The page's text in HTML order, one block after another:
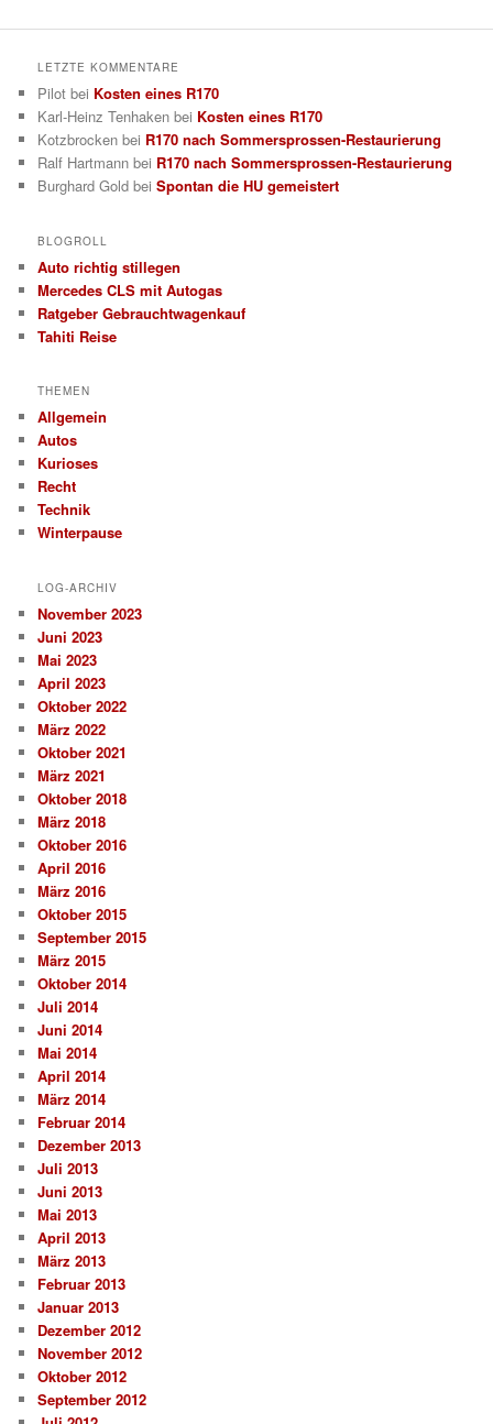
LETZTE KOMMENTARE
Pilot bei Kosten eines R170
Karl-Heinz Tenhaken bei Kosten eines R170
Kotzbrocken bei R170 nach Sommersprossen-Restaurierung
Ralf Hartmann bei R170 nach Sommersprossen-Restaurierung
Burghard Gold beiSpontan die HU gemeistert
BLOGROLL
Auto richtig stillegen
Mercedes CLS mit Autogas
Ratgeber Gebrauchtwagenkauf
Tahiti Reise
THEMEN
Allgemein
Autos
Kurioses
Recht
Technik
Winterpause
LOG-ARCHIV
November 2023
Juni 2023
Mai 2023
April 2023
Oktober 2022
März 2022
Oktober 2021
März 2021
Oktober 2018
März 2018
Oktober 2016
April 2016
März 2016
Oktober 2015
September 2015
März 2015
Oktober 2014
Juli 2014
Juni 2014
Mai 2014
April 2014
März 2014
Februar 2014
Dezember 2013
Juli 2013
Juni 2013
Mai 2013
April 2013
März 2013
Februar 2013
Januar 2013
Dezember 2012
November 2012
Oktober 2012
September 2012